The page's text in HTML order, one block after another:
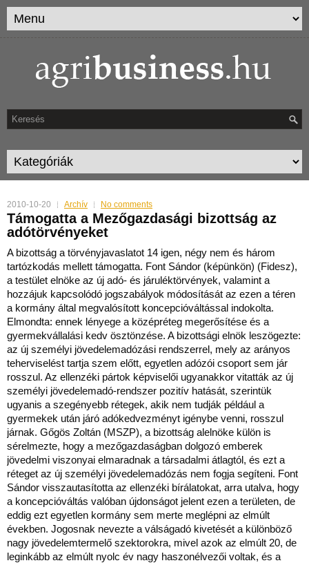
2010-10-20 Archív No comments
Támogatta a Mezőgazdasági bizottság az
adótörvényeket
A bizottság a törvényjavaslatot 14 igen, négy nem és három
tartózkodás mellett támogatta. Font Sándor (képünkön) (Fidesz),
a testület elnöke az új adó- és járuléktörvények, valamint a
hozzájuk kapcsolódó jogszabályok módosítását az ezen a téren
a kormány által megvalósított koncepcióváltással indokolta.
Elmondta: ennek lényege a középréteg megerősítése és a
gyermekvállalási kedv ösztönzése. A bizottsági elnök leszögezte:
az új személyi jövedelemadózási rendszerrel, mely az arányos
teherviselést tartja szem előtt, egyetlen adózói csoport sem jár
rosszul. Az ellenzéki pártok képviselői ugyanakkor vitatták az új
személyi jövedelemadó-rendszer pozitív hatását, szerintük
ugyanis a szegényebb rétegek, akik nem tudják például a
gyermekek után járó adókedvezményt igénybe venni, rosszul
járnak. Gőgös Zoltán (MSZP), a bizottság alelnöke külön is
sérelmezte, hogy a mezőgazdaságban dolgozó emberek
jövedelmi viszonyai elmaradnak a társadalmi átlagtól, és ezt a
réteget az új személyi jövedelemadózás nem fogja segíteni. Font
Sándor visszautasította az ellenzéki bírálatokat, arra utalva, hogy
a koncepcióváltás valóban újdonságot jelent ezen a területen, de
eddig ezt egyetlen kormány sem merte meglépni az elmúlt
években. Jogosnak nevezte a válságadó kivetését a különböző
nagy jövedelemtermelő szektorokra, mivel azok az elmúlt 20, de
leginkább az elmúlt nyolc év nagy haszonélvezői voltak, és a